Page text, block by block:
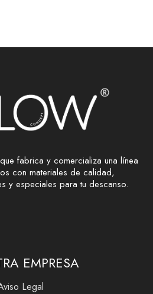
fabrica y comercializa una línea
con materiales de calidad,
y especiales para tu descanso.
EMPRESA
Legal